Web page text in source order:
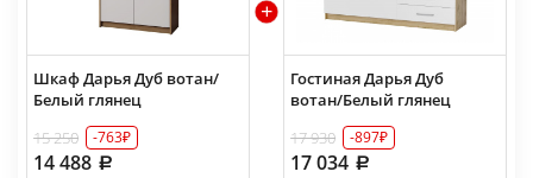
Шкаф Дарья Дуб вотан/
Белый глянец
15 250
-763₽
14 488
Гостиная Дарья Дуб
вотан/Белый глянец
17 930
-897₽
17 034